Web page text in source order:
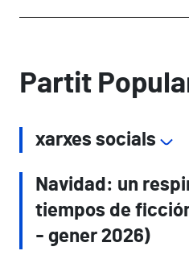
Partit
xarxes socials
Navidad: un
tiempos de
- gener 2026)